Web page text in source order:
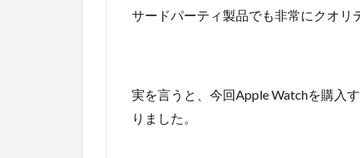
サードパーティ製品でも非常にクオリ
実を言うと、今回Apple Watchを購入
りました。